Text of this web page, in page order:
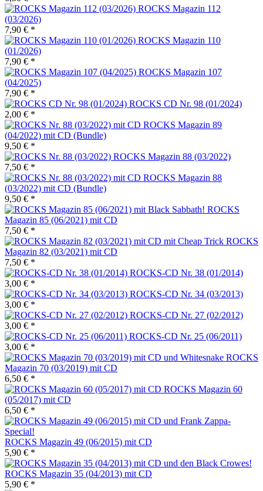
ROCKS Magazin 112
(03/2026)
7,90 € *
ROCKS Magazin 110
(01/2026)
7,90 € *
ROCKS Magazin 107
(04/2025)
7,90 € *
ROCKS CD Nr. 98 (01/2024)
2,00 € *
ROCKS Magazin 89
(04/2022) mit CD (Bundle)
9,50 € *
ROCKS Magazin 88 (03/2022)
7,50 € *
ROCKS Magazin 88
(03/2022) mit CD (Bundle)
9,50 € *
ROCKS
Magazin 85 (06/2021) mit CD
7,50 € *
ROCKS
Magazin 82 (03/2021) mit CD
7,50 € *
ROCKS-CD Nr. 38 (01/2014)
3,00 € *
ROCKS-CD Nr. 34 (03/2013)
3,00 € *
ROCKS-CD Nr. 27 (02/2012)
3,00 € *
ROCKS-CD Nr. 25 (06/2011)
3,00 € *
ROCKS
Magazin 70 (03/2019) mit CD
6,50 € *
ROCKS Magazin 60
(05/2017) mit CD
6,50 € *
ROCKS Magazin 49 (06/2015) mit CD
5,90 € *
ROCKS Magazin 35 (04/2013) mit CD
5,90 € *